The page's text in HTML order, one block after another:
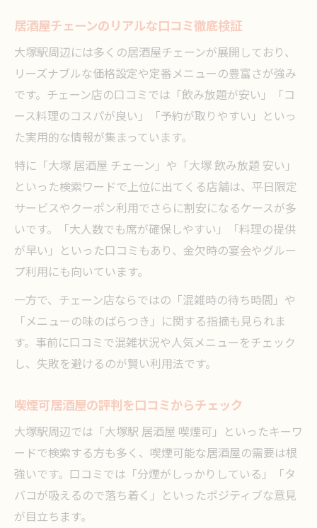
居酒屋チェーンのリアルな口コミ徹底検証
大塚駅周辺には多くの居酒屋チェーンが展開しており、
リーズナブルな価格設定や定番メニューの豊富さが強み
です。チェーン店の口コミでは「飲み放題が安い」「コ
ース料理のコスパが良い」「予約が取りやすい」といっ
た実用的な情報が集まっています。
特に「大塚 居酒屋 チェーン」や「大塚 飲み放題 安い」
といった検索ワードで上位に出てくる店舗は、平日限定
サービスやクーポン利用でさらに割安になるケースが多
いです。「大人数でも席が確保しやすい」「料理の提供
が早い」といった口コミもあり、金欠時の宴会やグルー
プ利用にも向いています。
一方で、チェーン店ならではの「混雑時の待ち時間」や
「メニューの味のばらつき」に関する指摘も見られま
す。事前に口コミで混雑状況や人気メニューをチェック
し、失敗を避けるのが賢い利用法です。
喫煙可居酒屋の評判を口コミからチェック
大塚駅周辺では「大塚駅 居酒屋 喫煙可」といったキーワ
ードで検索する方も多く、喫煙可能な居酒屋の需要は根
強いです。口コミでは「分煙がしっかりしている」「タ
バコが吸えるので落ち着く」といったポジティブな意見
が目立ちます。